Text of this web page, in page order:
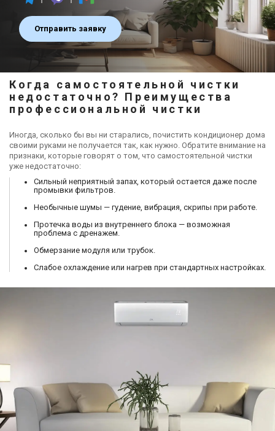
Отправить заявку
Когда самостоятельной чистки
недостаточно? Преимущества
профессиональной чистки
Иногда, сколько бы вы ни старались, почистить кондиционер дома
своими руками не получается так, как нужно. Обратите внимание на
признаки, которые говорят о том, что самостоятельной чистки
уже недостаточно:
Сильный неприятный запах, который остается даже после
промывки фильтров.
Необычные шумы — гудение, вибрация, скрипы при работе.
Протечка воды из внутреннего блока — возможная
проблема с дренажем.
Обмерзание модуля или трубок.
Слабое охлаждение или нагрев при стандартных настройках.